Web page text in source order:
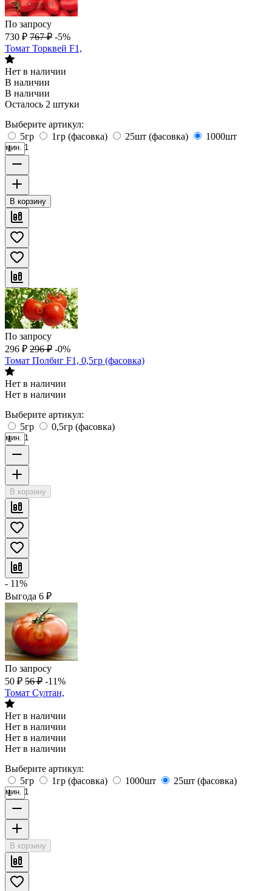
По запросу
730 ₽ 767 ₽ -5%
Томат Торквей F1,
Нет в наличии
В наличии
В наличии
Осталось 2 штуки
Выберите артикул:
5гр
1гр (фасовка) 25шт (фасовка) 1000шт
мин. 1
В корзину
По запросу
296 ₽ 296 ₽ -0%
Томат Полбиг F1, 0,5гр (фасовка)
Нет в наличии
Нет в наличии
Выберите артикул:
5гр
0,5гр (фасовка)
мин. 1
В корзину
- 11%
Выгода 6 ₽
По запросу
50 ₽ 56 ₽ -11%
Томат Султан,
Нет в наличии
Нет в наличии
Нет в наличии
Нет в наличии
Выберите артикул:
5гр
1гр (фасовка) 1000шт 25шт (фасовка)
мин. 1
В корзину